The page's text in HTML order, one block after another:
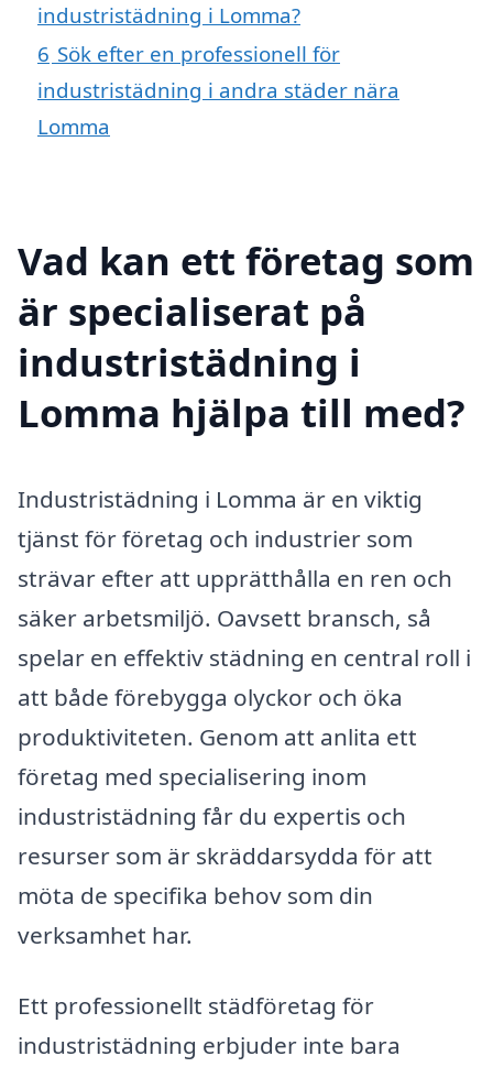
industristädning i Lomma?
6 Sök efter en professionell för
industristädning i andra städer nära
Lomma
Vad kan ett företag som
är specialiserat på
industristädning i
Lomma hjälpa till med?
Industristädning i Lomma är en viktig
tjänst för företag och industrier som
strävar efter att upprätthålla en ren och
säker arbetsmiljö. Oavsett bransch, så
spelar en effektiv städning en central roll i
att både förebygga olyckor och öka
produktiviteten. Genom att anlita ett
företag med specialisering inom
industristädning får du expertis och
resurser som är skräddarsydda för att
möta de specifika behov som din
verksamhet har.
Ett professionellt städföretag för
industristädning erbjuder inte bara